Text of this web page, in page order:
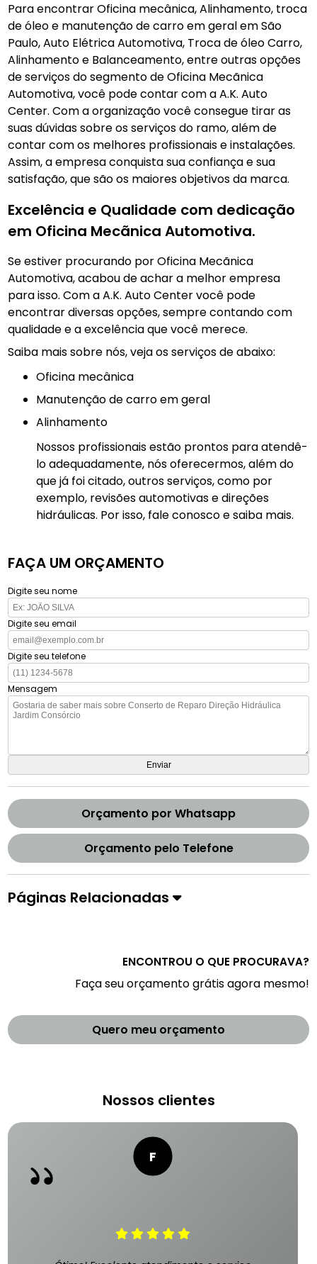
Para encontrar Oficina mecânica, Alinhamento, troca
de óleo e manutenção de carro em geral em São
Paulo, Auto Elétrica Automotiva, Troca de óleo Carro,
Alinhamento e Balanceamento, entre outras opções
de serviços do segmento de Oficina Mecãnica
Automotiva, você pode contar com a A.K. Auto
Center. Com a organização você consegue tirar as
suas dúvidas sobre os serviços do ramo, além de
contar com os melhores profissionais e instalações.
Assim, a empresa conquista sua confiança e sua
satisfação, que são os maiores objetivos da marca.
Excelência e Qualidade com dedicação
em Oficina Mecãnica Automotiva.
Se estiver procurando por Oficina Mecãnica
Automotiva, acabou de achar a melhor empresa
para isso. Com a A.K. Auto Center você pode
encontrar diversas opções, sempre contando com
qualidade e a excelência que você merece.
Saiba mais sobre nós, veja os serviços de abaixo:
Oficina mecânica
manutenção de carro em geral
Alinhamento
Nossos profissionais estão prontos para atendê-
lo adequadamente, nós oferecermos, além do
que já foi citado, outros serviços, como por
exemplo, revisões automotivas e direções
hidráulicas. Por isso, fale conosco e saiba mais.
FAÇA UM ORÇAMENTO
Digite seu nome
Digite seu email
Digite seu telefone
Mensagem
Orçamento por Whatsapp
Orçamento pelo Telefone
Páginas Relacionadas
ENCONTROU O QUE PROCURAVA?
Faça seu orçamento grátis agora mesmo!
Quero meu orçamento
Nossos clientes